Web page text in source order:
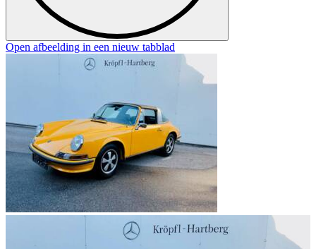
Open afbeelding in een nieuw tabblad